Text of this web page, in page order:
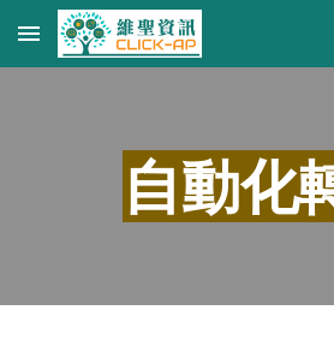
Skip to main content
自動化